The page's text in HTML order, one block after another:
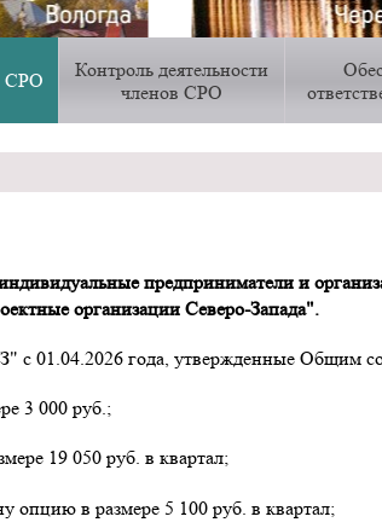
СРО
Контроль деятельности
членов СРО
предприниматели и
организации Северо-Запада".
01.04.2026 года, утвержденные Общим
3 000 руб.;
19 050 руб. в квартал;
опцию в размере 5 100 руб. в квартал;